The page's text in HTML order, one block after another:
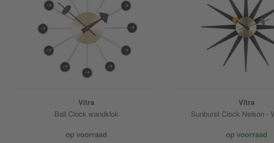
Vitra
Ball Clock wandklok
op voorraad
Vitra
Sunburst Clock Nelson -
op voorraad